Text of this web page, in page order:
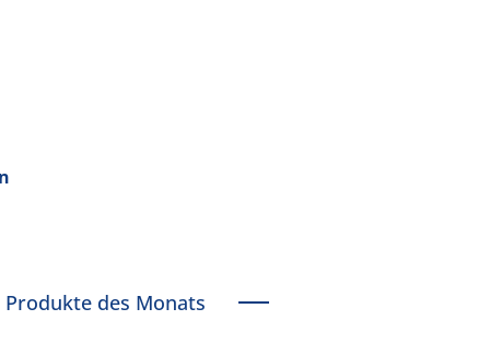
Produkte des Monats